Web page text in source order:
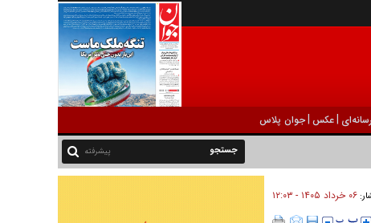
|عکس |جوان پلاس
پیشرفته
۰۶ خرداد ۱۴۰۵ - ۱۲:۰۳